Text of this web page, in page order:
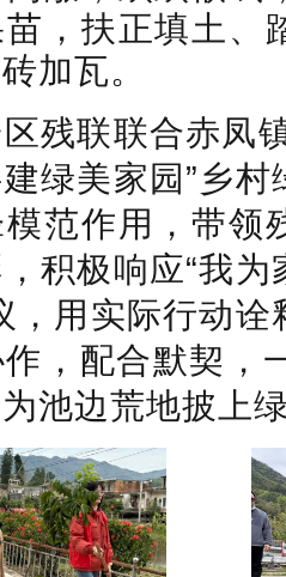
，扶正填土、
加瓦。
残联联合赤凤
绿美家园”乡
范作用，带领
积极响应“我
，用实际行动
，配合默契，
池边荒地披上